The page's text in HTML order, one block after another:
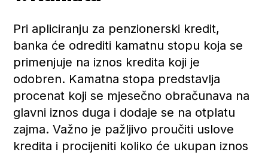
Pri apliciranju za penzionerski kredit,
banka će odrediti kamatnu stopu koja se
primenjuje na iznos kredita koji je
odobren. Kamatna stopa predstavlja
procenat koji se mjesečno obračunava na
glavni iznos duga i dodaje se na otplatu
zajma. Važno je pažljivo proučiti uslove
kredita i procijeniti koliko će ukupan iznos